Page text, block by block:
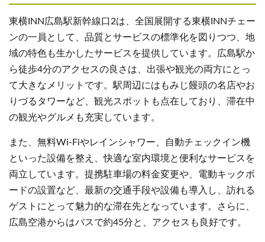
東横INN広島駅新幹線口2は、全国展開する東横INNチェー
ンの一員として、品質とサービスの標準化を図りつつ、地
域の特色も生かしたサービスを提供しています。広島駅か
ら徒歩4分のアクセスの良さは、出張や観光の両方にとっ
て大きなメリットです。駅周辺にはもみじ饅頭の名店やお
りづるタワーなど、観光スポットも点在しており、滞在中
の観光やグルメも充実しています。
また、無料Wi-Fiやレインシャワー、自動チェックイン機
といった設備を整え、快適な室内環境と便利なサービスを
両立しています。提携駐車場の料金変更や、電動キックボ
ードの設置など、最新の交通手段や設備も導入し、訪れる
ゲストにとって魅力的な滞在先となっています。さらに、
広島空港からはバスで約45分と、アクセスも良好です。